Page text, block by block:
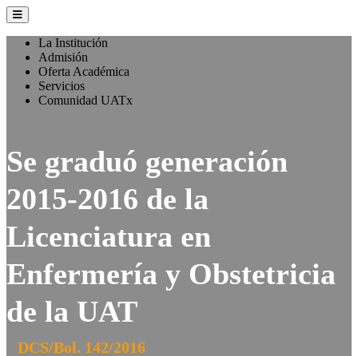
La Institución
Admisión
Oferta Académica
Servicios
Comunidad UATx
Se graduó generación
2015-2016 de la
Licenciatura en
Enfermería y Obstetricia
de la UAT
DCS/Bol. 142/2016